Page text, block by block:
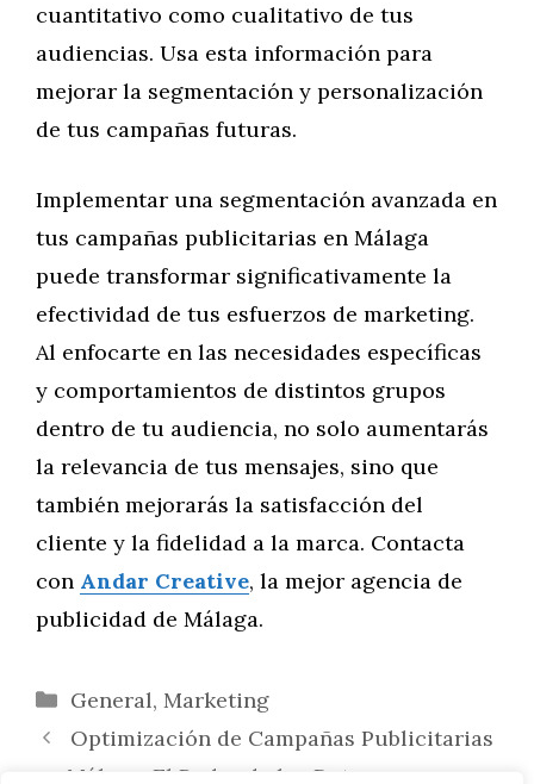
cuantitativo como cualitativo de tus
audiencias. Usa esta información para
mejorar la segmentación y personalización
de tus campañas futuras.
Implementar una segmentación avanzada en
tus campañas publicitarias en Málaga
puede transformar significativamente la
efectividad de tus esfuerzos de marketing.
Al enfocarte en las necesidades específicas
y comportamientos de distintos grupos
dentro de tu audiencia, no solo aumentarás
la relevancia de tus mensajes, sino que
también mejorarás la satisfacción del
cliente y la fidelidad a la marca. Contacta
con Andar Creative, la mejor agencia de
publicidad de Málaga.
Categorías
General, Marketing
Optimización de Campañas Publicitarias
en Málaga: El Poder de los Datos